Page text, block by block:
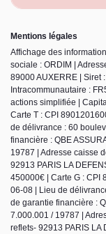
Mentions légales
Affichage des
sociale : ORDIM |
89000 AUXERRE | Siret
Intracommunautaire :
actions simplifiée |
Carte T : CPI
de délivrance : 60
financière : QBE
19787 | Adresse caisse
92913 PARIS LA
450000€ | Carte G : CPI
06-08 | Lieu de
de garantie financière :
7.000.001 / 19787 |
reflets- 92913 PARIS LA